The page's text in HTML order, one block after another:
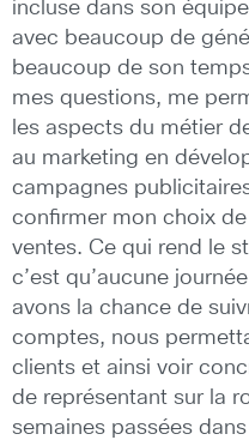
incluse dans son
avec beaucoup de
beaucoup de son
mes questions, me
les aspects du métier
au marketing en
campagnes
confirmer mon choix
ventes. Ce qui rend le
c’est qu’aucune
avons la chance de
comptes, nous
clients et ainsi voir
de représentant sur la
semaines passées